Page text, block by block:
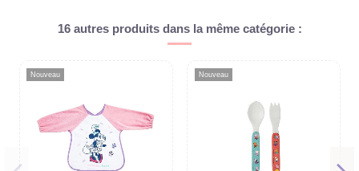
16 autres produits dans la même catégorie :
Nouveau Nouveau